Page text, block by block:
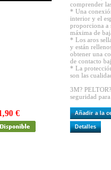
comprender
* Una
interior y el
proporciona a
máxima de
* Los aros
y están
obtener una
de contacto
* La
son las
3M?
seguridad
€ Añadir a la
Detalles